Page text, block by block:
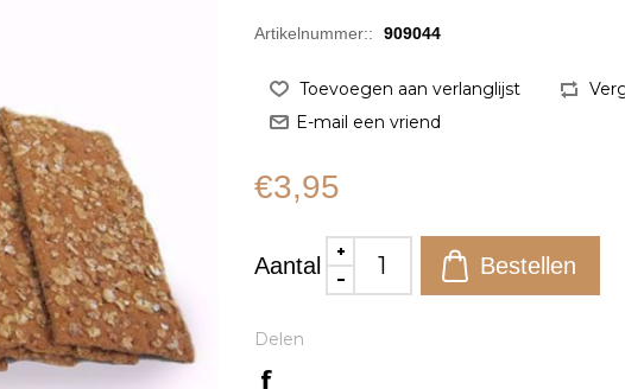
Artikelnummer:: 909044
€3,95
Aantal
Delen